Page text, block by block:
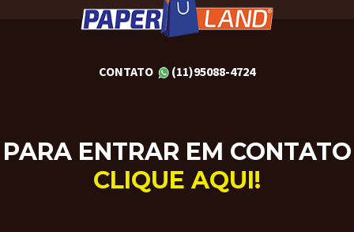
CONTATO (11)95088-4724
PARA ENTRAR EM CONTATO
CLIQUE AQUI!